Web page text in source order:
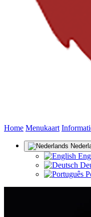
Home Menukaart